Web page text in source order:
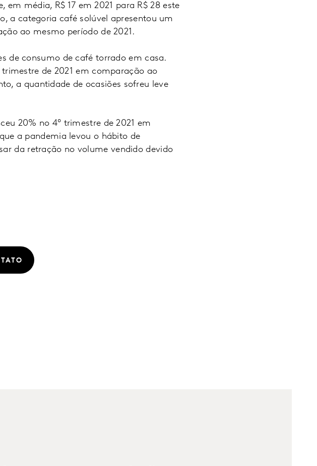
média, R$ 17 em 2021 para R$ 28 este
a categoria café solúvel apresentou um
ao mesmo período de 2021.
de consumo de café torrado em casa.
de 2021 em comparação ao
a quantidade de ocasiões sofreu leve
20% no 4º trimestre de 2021 em
a pandemia levou o hábito de
da retração no volume vendido devido